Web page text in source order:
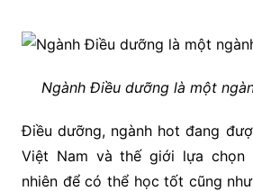
Ngành Điều dưỡng là một
Điều dưỡng, ngành hot đang
Việt Nam và thế giới lựa chọn
nhiên để có thể học tốt cũng